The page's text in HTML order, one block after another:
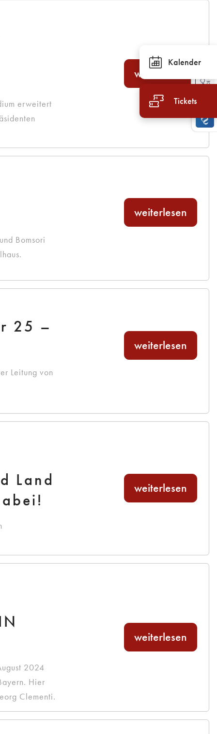
erweitert
weiterlesen
Bomsori
weiterlesen
25 –
Leitung von
weiterlesen
Land
weiterlesen
2024
Hier
Clementi.
weiterlesen
Kalender
Tickets